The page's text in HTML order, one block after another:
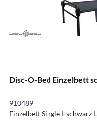
Disc-O-Bed Einzelbett
910489
Einzelbett Single L schwarz